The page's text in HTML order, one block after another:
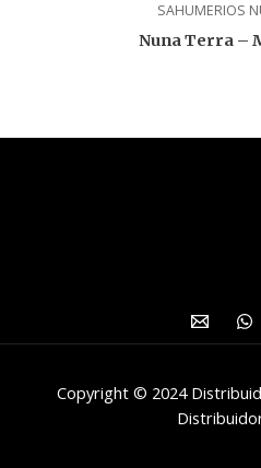
SAHUMERIOS
Nuna Terra –
Copyright © 2024